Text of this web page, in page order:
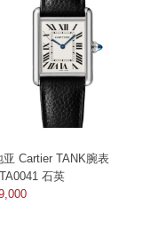
亚 Cartier TANK腕表
石英